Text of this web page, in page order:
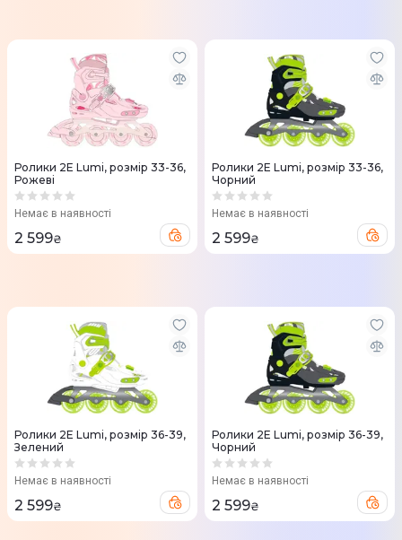
Ролики 2E Lumi, розмір 33-36,
Рожеві
Немає в наявності
2 599₴
Ролики 2E Lumi, розмір 33-36,
Чорний
Немає в наявності
2 599₴
Ролики 2E Lumi, розмір 36-39,
Зелений
Немає в наявності
2 599₴
Ролики 2E Lumi, розмір 36-39,
Чорний
Немає в наявності
2 599₴